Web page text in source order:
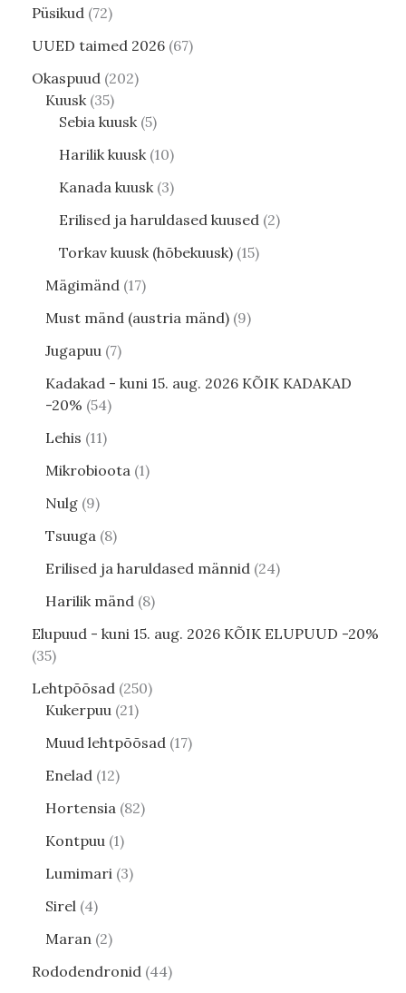
Püsikud 72
UUED taimed 2026 67
Okaspuud 202
Kuusk 35
Sebia kuusk 5
Harilik kuusk 10
Kanada kuusk 3
Erilised ja haruldased kuused 2
Torkav kuusk (hõbekuusk) 15
Mägimänd 17
Must mänd (austria mänd) 9
Jugapuu 7
Kadakad - kuni 15. aug. 2026 KÕIK KADAKAD
-20% 54
Lehis 11
Mikrobioota 1
Nulg 9
Tsuuga 8
Erilised ja haruldased männid 24
Harilik mänd 8
Elupuud - kuni 15. aug. 2026 KÕIK ELUPUUD -20%
35
Lehtpõõsad 250
Kukerpuu 21
Muud lehtpõõsad 17
Enelad 12
Hortensia 82
Kontpuu 1
Lumimari 3
Sirel 4
Maran 2
Rododendronid 44